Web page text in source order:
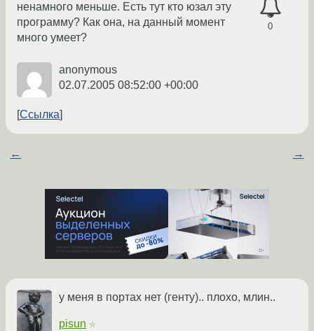
0
ненамного меньше. Есть тут кто юзал эту
программу? Как она, на данный момент
много умеет?
anonymous
02.07.2005 08:52:00 +00:00
Ссылка
← →
у меня в портах нет (генту).. плохо, млин..
pisun ☆